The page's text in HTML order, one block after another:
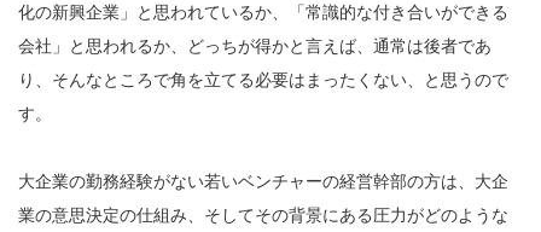
化の新興企業」と思われているか、「常識的な付き合いができる
会社」と思われるか、どっちが得かと言えば、通常は後者であ
り、そんなところで角を立てる必要はまったくない、と思うので
す。
大企業の勤務経験がない若いベンチャーの経営幹部の方は、大企
業の意思決定の仕組み、そしてその背景にある圧力がどのような